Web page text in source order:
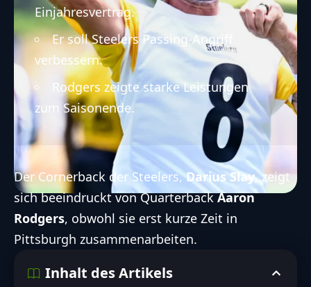
Einjahresvertrag.
Er soll Steelers Passing-Angriff
verbessern.
Rodgers zeigte starke Leistungen
zum Saisonende.
Der Cornerback der Steelers,Darius Slay, zeigt
sich beeindruckt von QuarterbackAaron
Rodgers, obwohl sie erst kurze Zeit in
Pittsburgh zusammenarbeiten.
Inhalt des Artikels